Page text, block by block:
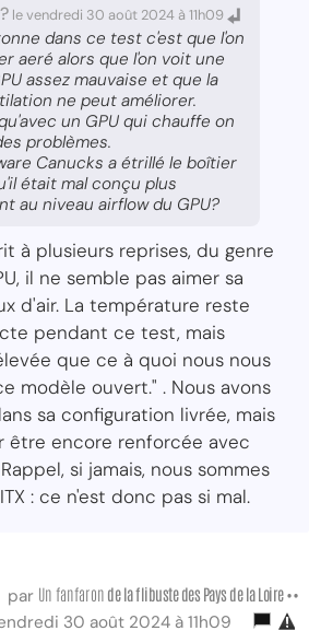
le vendredi 30 août 2024 à 11h09
dans ce test c'est que l'on
aeré alors que l'on voit une
assez mauvaise et que la
ne peut améliorer.
un GPU qui chauffe on
problèmes.
Canucks a étrillé le boîtier
était mal conçu plus
au niveau airflow du GPU?
à plusieurs reprises, du genre
il ne semble pas aimer sa
d'air. La température reste
pendant ce test, mais
que ce à quoi nous nous
modèle ouvert." . Nous avons
sa configuration livrée, mais
être encore renforcée avec
si jamais, nous sommes
: ce n'est donc pas si mal.
par Un fanfaron de la flibuste des Pays de la Loire ••
30 août 2024 à 11h09